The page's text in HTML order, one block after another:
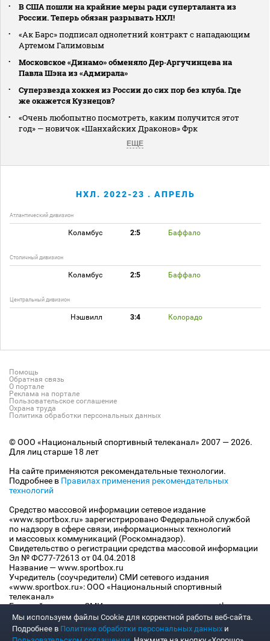
В США пошли на крайние меры ради суперталанта из
России. Теперь обязан разрывать НХЛ!
«Ак Барс» подписал однолетний контракт с нападающим
Артемом Галимовым
Московское «Динамо» обменяло Дер‑Аргучинцева на
Павла Шэна из «Адмирала»
Суперзвезда хоккея из России до сих пор без клуба. Где
же окажется Кузнецов?
«Очень любопытно посмотреть, каким получится этот
год» — новичок «Шанхайских Драконов» Фрк
ЕЩЕ
НХЛ. 2022-23 . АПРЕЛЬ
Атлантический дивизион
Коламбус 2:5 Баффало
Столичный дивизион
Коламбус 2:5 Баффало
Центральный дивизион
Нэшвилл 3:4 Колорадо
Помощь
Обратная связь
О портале
Реклама на портале
Пользовательское соглашение
Охрана труда
Политика обработки персональных данных
© ООО «Национальный спортивный телеканал» 2007 — 2026.
Для лиц старше 18 лет
На сайте применяются рекомендательные технологии.
Подробнее в Правилах применения рекомендательных
технологий
Средство массовой информации сетевое издание
«www.sportbox.ru» зарегистрировано Федеральной службой
по надзору в сфере связи, информационных технологий
и массовых коммуникаций (Роскомнадзор).
Свидетельство о регистрации средства массовой информации
Эл № ФС77-72613 от 04.04.2018
Название — www.sportbox.ru
Учредитель (соучредители) СМИ сетевого издания
«www.sportbox.ru»: ООО «Национальный спортивный
телеканал»
Главный редактор СМИ сетевого издания «www.sportbox.ru»:
Конов В.А.
Номер телефона редакции СМИ сетевого издания
«www.sportbox.ru»: +7 (495) 653 8419
Мы используем файлы Сookie для корректной работы веб-сайта.
Подробнее в Политике обработки персональных данных и